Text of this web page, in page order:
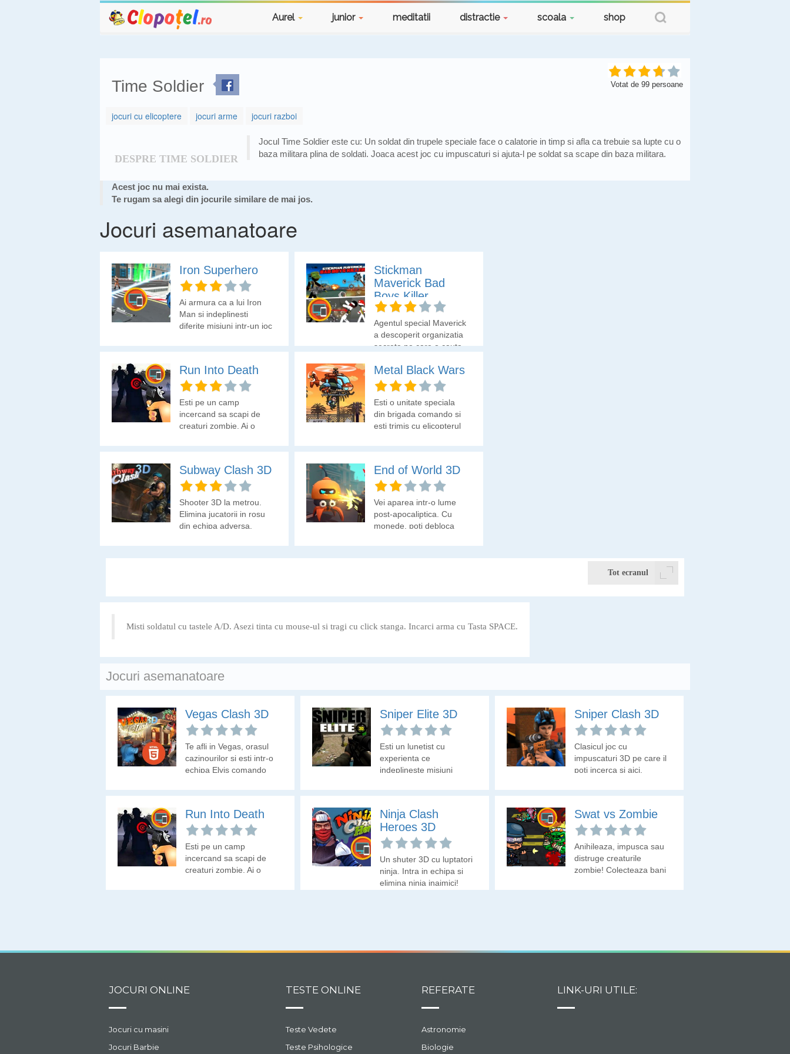
Aurel junior meditatii distractie scoala shop
Time Soldier Votat de 99 persoane
jocuri cu elicoptere jocuri arme jocuri razboi
DESPRE TIME SOLDIER
Jocul Time Soldier este cu: Un soldat din trupele speciale face o calatorie in timp si afla ca trebuie sa lupte cu o
baza militara plina de soldati. Joaca acest joc cu impuscaturi si ajuta-l pe soldat sa scape din baza militara.
Acest joc nu mai exista.
Te rugam sa alegi din jocurile similare de mai jos.
Jocuri asemanatoare
Iron Superhero
Ai armura ca a lui Iron
Man si indeplinesti
diferite misiuni intr-un joc
Stickman
Maverick Bad
Boys Killer
Agentul special Maverick
a descoperit organizatia
secreta pe care o cauta
trebuie sa anihileze
inaimicii.
Run Into Death
Esti pe un camp
incercand sa scapi de
creaturi zombie. Ai o
Metal Black Wars
Esti o unitate speciala
din brigada comando si
esti trimis cu elicopterul
parcurge traseul pana la
indeplinirea misiunii.
Subway Clash 3D
Shooter 3D la metrou.
Elimina jucatorii in rosu
din echipa adversa.
End of World 3D
Vei aparea intr-o lume
post-apocaliptica. Cu
monede, poti debloca
trebui sa le gasesti mai
Tot ecranul
Misti soldatul cu tastele A/D. Asezi tinta cu mouse-ul si tragi cu click stanga. Incarci arma cu Tasta SPACE.
Jocuri asemanatoare
Vegas Clash 3D
Te afli in Vegas, orasul
cazinourilor si esti intr-o
echipa Elvis comando
Sniper Elite 3D
Esti un lunetist cu
experienta ce
indeplineste misiuni
Sniper Clash 3D
Clasicul joc cu
impuscaturi 3D pe care il
poti incerca si aici.
Run Into Death
Esti pe un camp
incercand sa scapi de
creaturi zombie. Ai o
Ninja Clash
Heroes 3D
Un shuter 3D cu luptatori
ninja. Intra in echipa si
elimina ninja inaimici!
Swat vs Zombie
Anihileaza, impusca sau
distruge creaturile
zombie! Colecteaza bani
JOCURI ONLINE
Jocuri cu masini
Jocuri Barbie
TESTE ONLINE
Teste Vedete
Teste Psihologice
REFERATE
Astronomie
Biologie
LINK-URI UTILE: